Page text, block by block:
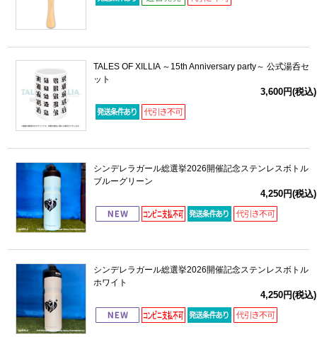
ラブライブ！虹ヶ咲学園スクールアイドル同好会
ラブライブ！スーパースター!!
アイドリッシュセブン
モフモフパレード
TALES OF XILLIA ～15th Anniversary party～ 公式湯呑セ
ット
3,600円(税込)
シンデレラガール総選挙2026開催記念ステンレスボトル
ブルーグリーン
4,250円(税込)
シンデレラガール総選挙2026開催記念ステンレスボトル
ホワイト
4,250円(税込)